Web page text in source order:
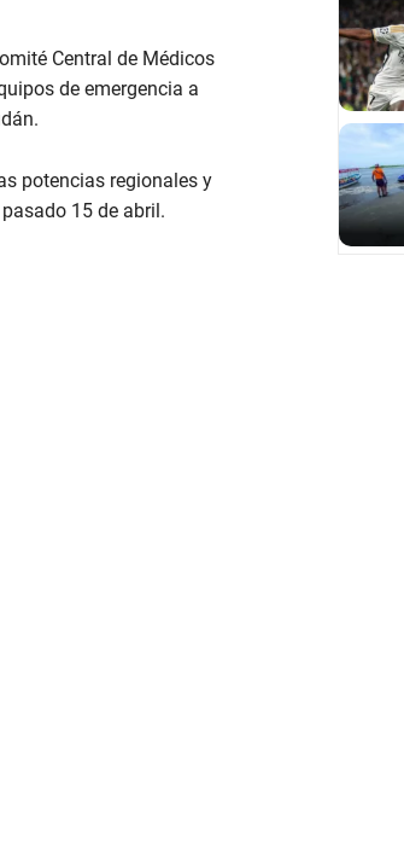
Central de Médicos
de emergencia a
potencias regionales y
15 de abril.